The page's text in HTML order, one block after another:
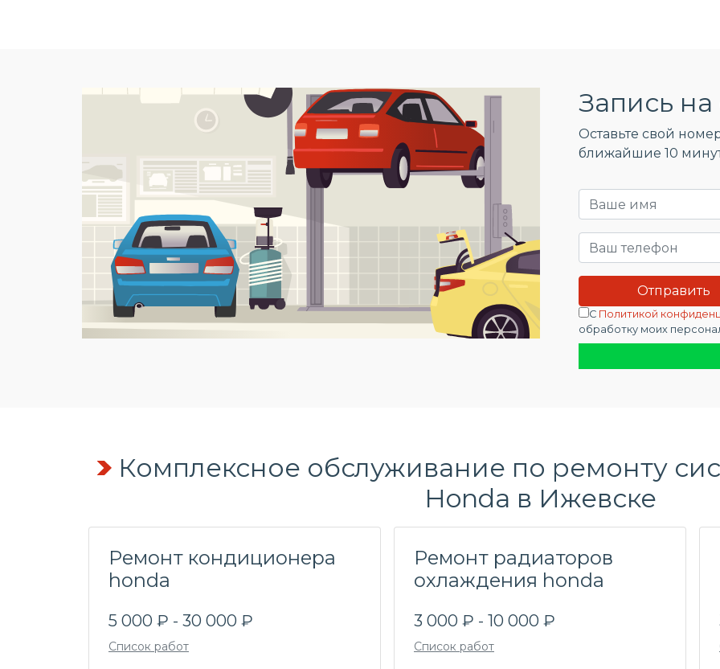
Запись на
Оставьте свой
ближайшие 10
С Политикой
обработку моих
Комплексное обслуживание по ремонту
Honda в Ижевске
Ремонт кондиционера
honda
5 000 ₽ - 30 000 ₽
Список работ
Ремонт радиаторов
охлаждения honda
3 000 ₽ - 10 000 ₽
Список работ